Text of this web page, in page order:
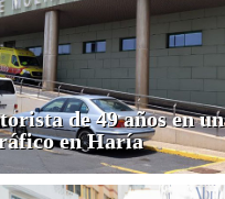
de 49 años en un
en Haría